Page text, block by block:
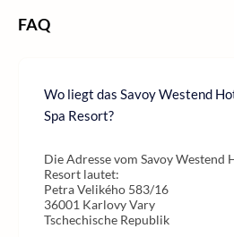
FAQ
Wo liegt das Savoy Westend
Spa Resort?
Die Adresse vom Savoy Westend
Resort lautet:
Petra Velikého 583/16
36001 Karlovy Vary
Tschechische Republik